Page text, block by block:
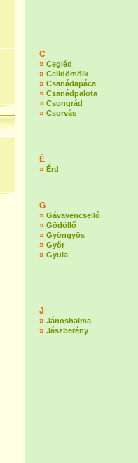
C
» Cegléd
» Celldömölk
» Csanádapáca
» Csanádpalota
» Csongrád
» Csorvás
É
» Érd
G
» Gávavencsellő
» Gödöllő
» Gyöngyös
» Győr
» Gyula
J
» Jánoshalma
» Jászberény